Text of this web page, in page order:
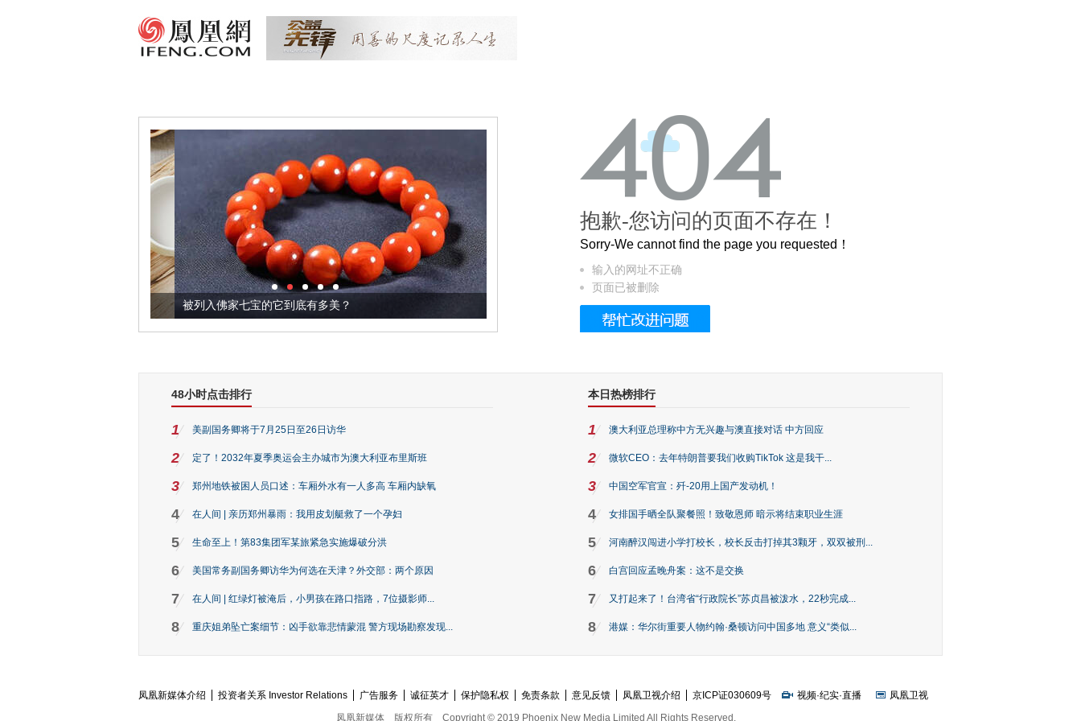
被列入佛家七宝的它到底有多美？ 这个3.2米的长卷，还原了600岁的紫禁城
抱歉-您访问的页面不存在！
Sorry-We cannot find the page you requested！
输入的网址不正确
页面已被删除
48小时点击排行
1 美副国务卿将于7月25日至26日访华
2 定了！2032年夏季奥运会主办城市为澳大利亚布里斯班
3 郑州地铁被困人员口述：车厢外水有一人多高 车厢内缺氧
4 在人间 | 亲历郑州暴雨：我用皮划艇救了一个孕妇
5 生命至上！第83集团军某旅紧急实施爆破分洪
6 美国常务副国务卿访华为何选在天津？外交部：两个原因
7 在人间 | 红绿灯被淹后，小男孩在路口指路，7位摄影师...
8 重庆姐弟坠亡案细节：凶手欲靠悲情蒙混 警方现场勘察发现...
本日热榜排行
1 澳大利亚总理称中方无兴趣与澳直接对话 中方回应
2 微软CEO：去年特朗普要我们收购TikTok 这是我干...
3 中国空军官宣：歼-20用上国产发动机！
4 女排国手晒全队聚餐照！致敬恩师 暗示将结束职业生涯
5 河南醉汉闯进小学打校长，校长反击打掉其3颗牙，双双被刑...
6 白宫回应孟晚舟案：这不是交换
7 又打起来了！台湾省“行政院长”苏贞昌被泼水，22秒完成...
8 港媒：华尔街重要人物约翰·桑顿访问中国多地 意义“类似...
凤凰新媒体介绍 投资者关系 Investor Relations 广告服务 诚征英才 保护隐私权 免责条款 意见反馈 凤凰卫视介绍 京ICP证030609号 视频·纪实·直播
凤凰卫视
凤凰新媒体
版权所有 Copyright © 2019 Phoenix New Media Limited All Rights Reserved.